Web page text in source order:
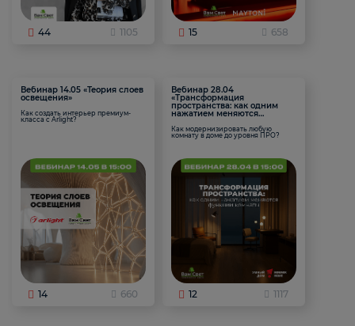
44 1105 15 658
Вебинар 14.05 «Теория слоев
освещения»
Как создать интерьер премиум-
класса с Arlight?
14 660
Вебинар 28.04
«Трансформация
пространства: как одним
нажатием меняются
Как модернизировать любую
комнату в доме до уровня ПРО?
12 1117